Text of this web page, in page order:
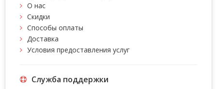
О нас
Скидки
Способы оплаты
Доставка
Условия предоставления услуг
Служба поддержки